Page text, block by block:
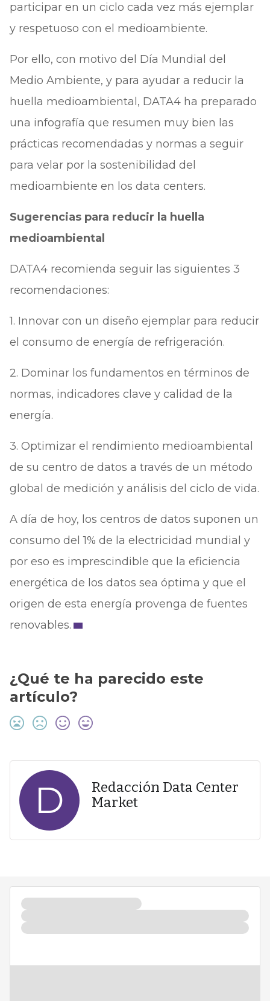
participar en un ciclo cada vez más ejemplar
y respetuoso con el medioambiente.
Por ello, con motivo del Día Mundial del
Medio Ambiente, y para ayudar a reducir la
huella medioambiental, DATA4 ha preparado
una infografía que resumen muy bien las
prácticas recomendadas y normas a seguir
para velar por la sostenibilidad del
medioambiente en los data centers.
Sugerencias para reducir la huella
medioambiental
DATA4 recomienda seguir las siguientes 3
recomendaciones:
1. Innovar con un diseño ejemplar para reducir
el consumo de energía de refrigeración.
2. Dominar los fundamentos en términos de
normas, indicadores clave y calidad de la
energía.
3. Optimizar el rendimiento medioambiental
de su centro de datos a través de un método
global de medición y análisis del ciclo de vida.
A día de hoy, los centros de datos suponen un
consumo del 1% de la electricidad mundial y
por eso es imprescindible que la eficiencia
energética de los datos sea óptima y que el
origen de esta energía provenga de fuentes
renovables.
¿Qué te ha parecido este
artículo?
D
Redacción Data Center
Market